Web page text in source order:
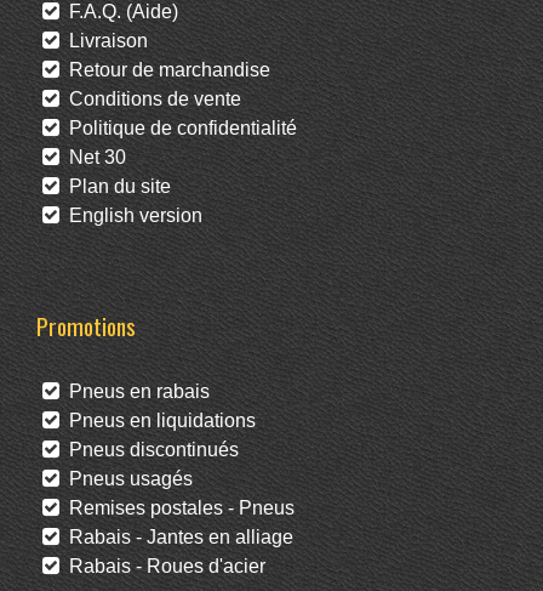
F.A.Q. (Aide)
Livraison
Retour de marchandise
Conditions de vente
Politique de confidentialité
Net 30
Plan du site
English version
Promotions
Pneus en rabais
Pneus en liquidations
Pneus discontinués
Pneus usagés
Remises postales - Pneus
Rabais - Jantes en alliage
Rabais - Roues d'acier